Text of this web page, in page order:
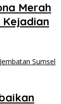
Merah